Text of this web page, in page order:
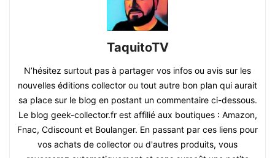
TaquitoTV
N’hésitez surtout pas à partager vos infos ou avis sur les
nouvelles éditions collector ou tout autre bon plan qui aurait
sa place sur le blog en postant un commentaire ci-dessous.
Le blog geek-collector.fr est affilié aux boutiques : Amazon,
Fnac, Cdiscount et Boulanger. En passant par ces liens pour
vos achats de collector ou d'autres produits, vous